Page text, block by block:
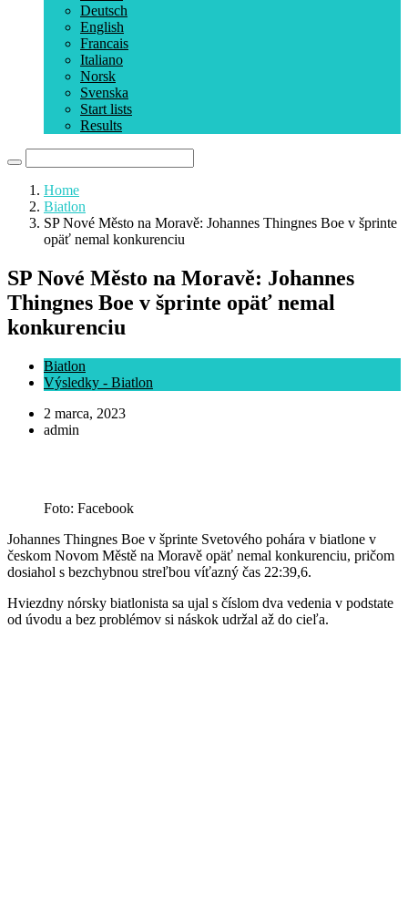
Deutsch
English
Francais
Italiano
Norsk
Svenska
Start lists
Results
Home
Biatlon
SP Nové Město na Moravě: Johannes Thingnes Boe v šprinte
opäť nemal konkurenciu
SP Nové Město na Moravě: Johannes
Thingnes Boe v šprinte opäť nemal
konkurenciu
Biatlon
Výsledky - Biatlon
2 marca, 2023
admin
Foto: Facebook
Johannes Thingnes Boe v šprinte Svetového pohára v biatlone v
českom Novom Městě na Moravě opäť nemal konkurenciu, pričom
dosiahol s bezchybnou streľbou víťazný čas 22:39,6.
Hviezdny nórsky biatlonista sa ujal s číslom dva vedenia v podstate
od úvodu a bez problémov si náskok udržal až do cieľa.